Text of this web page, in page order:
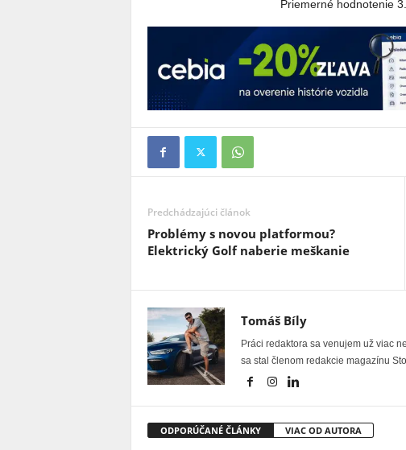
Priemerné hodnotenie
Predchádzajúci článok
Problémy s novou platformou?
Elektrický Golf naberie meškanie
Tomáš Bíly
Práci redaktora sa venujem už viac
sa stal členom redakcie magazínu
ODPORÚČANÉ ČLÁNKY VIAC OD AUTORA